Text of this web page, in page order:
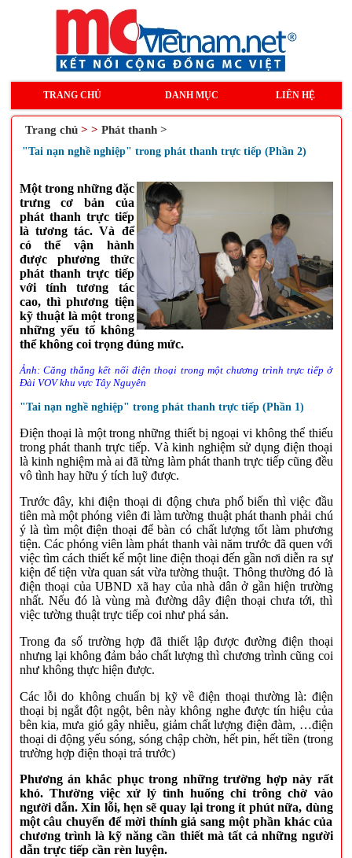
TRANG CHỦ DANH MỤC LIÊN HỆ
Trang chủ > > Phát thanh >
"Tai nạn nghề nghiệp" trong phát thanh trực tiếp (Phần 2)
Một trong những đặc
trưng cơ bản của
phát thanh trực tiếp
là tương tác. Và để
có thể vận hành
được phương thức
phát thanh trực tiếp
với tính tương tác
cao, thì phương tiện
kỹ thuật là một trong
những yếu tố không
thể không coi trọng đúng mức.
Ảnh: Căng thẳng kết nối điện thoại trong một chương trình trực tiếp ở
Đài VOV khu vực Tây Nguyên
"Tai nạn nghề nghiệp" trong phát thanh trực tiếp (Phần 1)
Điện thoại là một trong những thiết bị ngoại vi không thể thiếu
trong phát thanh trực tiếp. Và kinh nghiệm sử dụng điện thoại
là kinh nghiệm mà ai đã từng làm phát thanh trực tiếp cũng đều
vô tình hay hữu ý tích luỹ được.
Trước đây, khi điện thoại di động chưa phổ biến thì việc đầu
tiên mà một phóng viên đi làm tường thuật phát thanh phải chú
ý là tìm một điện thoại để bàn có chất lượng tốt làm phương
tiện. Các phóng viên làm phát thanh vài năm trước đã quen với
việc tìm cách thiết kế một line điện thoại đến gần nơi diễn ra sự
kiện để tiện vừa quan sát vừa tường thuật. Thông thường đó là
điện thoại của UBND xã hay của nhà dân ở gần hiện trường
nhất. Nếu đó là vùng mà đường dây điện thoại chưa tới, thì
việc tường thuật trực tiếp coi như phá sản.
Trong đa số trường hợp đã thiết lập được đường điện thoại
nhưng lại không đảm bảo chất lượng thì chương trình cũng coi
như không thực hiện được.
Các lỗi do không chuẩn bị kỹ về điện thoại thường là: điện
thoại bị ngắt đột ngột, bên này không nghe được tín hiệu của
bên kia, mưa gió gây nhiễu, giảm chất lượng điện đàm, …điện
thoại di động yếu sóng, sóng chập chờn, hết pin, hết tiền (trong
trường hợp điện thoại trả trước)
Phương án khắc phục trong những trường hợp này rất
khó. Thường việc xử lý tình huống chỉ trông chờ vào
người dẫn. Xin lỗi, hẹn sẽ quay lại trong ít phút nữa, dùng
một câu chuyển để mời thính giả sang một phần khác của
chương trình là kỹ năng cần thiết mà tất cả những người
dẫn trực tiếp cần rèn luyện.